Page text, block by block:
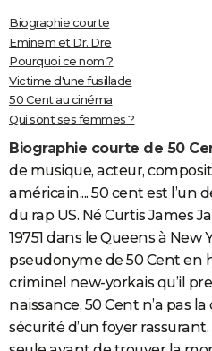
S'inscrire
Se connecter
Lycées
Collèges
Primaires
Universités
Entreprises
Service militaire
Avis de recherche
AVIS DE DÉCÈS
FORUM
Bricolage
Lifestyle
Culture
Sport
Auto
Television
Voyage
Cinema
Biographie courte
Eminem et Dr. Dre
Pourquoi ce nom ?
Victime d'une fusillade
50 Cent au cinéma
Qui sont ses femmes ?
Biographie courte de 50
de musique, acteur,
américain.... 50 cent est l’un
du rap US. Né Curtis James
19751 dans le Queens à
pseudonyme de 50 Cent en
criminel new-yorkais qu’il
naissance, 50 Cent n’a pas
sécurité d’un foyer rassurant.